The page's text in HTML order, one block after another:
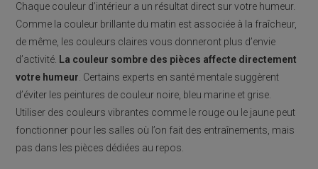
Chaque couleur d’intérieur a un résultat direct sur votre humeur.
Comme la couleur brillante du matin est associée à la fraîcheur,
de même, les couleurs claires vous donneront plus d’envie
d’activité. La couleur sombre des pièces affecte directement
votre humeur. Certains experts en santé mentale suggèrent
d’éviter les peintures de couleur noire, bleu marine et grise.
Utiliser des couleurs vibrantes comme le rouge ou le jaune peut
fonctionner pour les salles où l’on fait des entraînements, mais
pas dans les pièces dédiées au repos.